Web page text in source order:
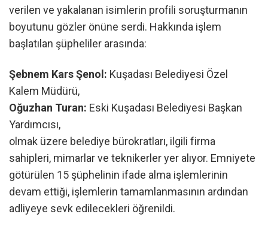
verilen ve yakalanan isimlerin profili soruşturmanın
boyutunu gözler önüne serdi. Hakkında işlem
başlatılan şüpheliler arasında:
Şebnem Kars Şenol: Kuşadası Belediyesi Özel
Kalem Müdürü,
Oğuzhan Turan: Eski Kuşadası Belediyesi Başkan
Yardımcısı,
olmak üzere belediye bürokratları, ilgili firma
sahipleri, mimarlar ve teknikerler yer alıyor. Emniyete
götürülen 15 şüphelinin ifade alma işlemlerinin
devam ettiği, işlemlerin tamamlanmasının ardından
adliyeye sevk edilecekleri öğrenildi.